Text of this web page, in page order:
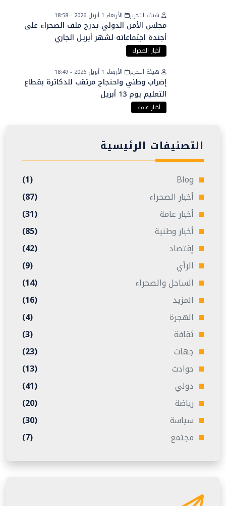
هيئة التحرير
الأربعاء 1 أبريل 2026 - 18:58
مجلس الأمن الدولي يدرج ملف الصحراء على
أجندة اجتماعاته لشهر أبريل الجاري
أخبار الصحراء
هيئة التحرير
الأربعاء 1 أبريل 2026 - 18:49
إضراب وطني واحتجاج مرتقب للدكاترة بقطاع
التعليم يوم 13 أبريل
أخبار عامة
التصنيفات الرئيسية
Blog
(1)
أخبار الصحراء
(87)
أخبار عامة
(31)
أخبار وطنية
(85)
إقتصاد
(42)
الرأي
(9)
الساحل والصحراء
(14)
المزيد
(16)
الهجرة
(4)
ثقافة
(3)
جهات
(23)
حوادث
(13)
دولي
(41)
رياضة
(20)
سياسة
(30)
مجتمع
(7)